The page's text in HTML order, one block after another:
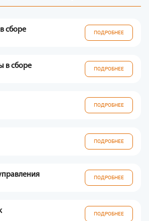
сборе ПОДРОБНЕЕ
в сборе ПОДРОБНЕЕ
ПОДРОБНЕЕ
ПОДРОБНЕЕ
ПОДРОБНЕЕ
ПОДРОБНЕЕ